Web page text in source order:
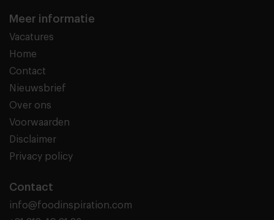
Meer informatie
Vacatures
Home
Contact
Nieuwsbrief
Over ons
Voorwaarden
Disclaimer
Privacy policy
Contact
info@foodinspiration.com